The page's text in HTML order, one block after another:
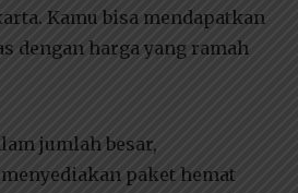
Kamu bisa mendapatkan
dengan harga yang ramah
jumlah besar,
paket hemat